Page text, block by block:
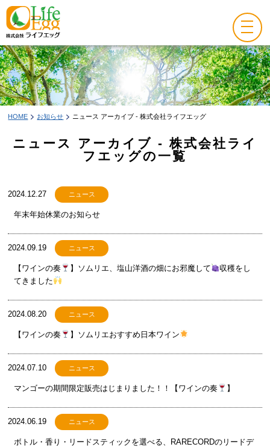
HOME お知らせ ニュース アーカイブ - 株式会社ライフエッグ
ニュース アーカイブ - 株式会社ライ
フエッグの一覧
2024.12.27 ニュース
年末年始休業のお知らせ
2024.09.19 ニュース
【ワインの奏 】ソムリエ、塩山洋酒の畑にお邪魔して
収穫をし
てきました
2024.08.20 ニュース
【ワインの奏 】ソムリエおすすめ日本ワイン
2024.07.10 ニュース
マンゴーの期間限定販売はじまりました！！【ワインの奏 】
2024.06.19 ニュース
ボトル・香り・リードスティックを選べる、RARECORDのリードデ